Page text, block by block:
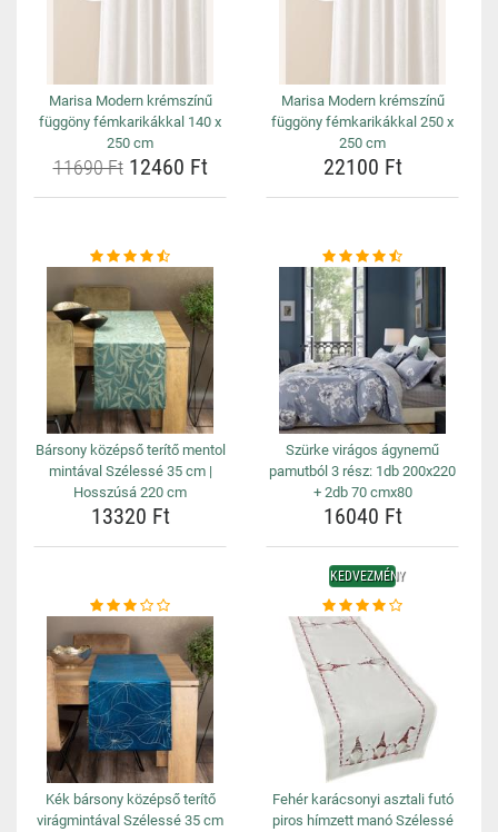
Marisa Modern krémszínű
függöny fémkarikákkal 140 x
250 cm
11690 Ft12460 Ft
Marisa Modern krémszínű
függöny fémkarikákkal 250 x
250 cm
22100 Ft
Bársony középső terítő mentol
mintával Szélessé 35 cm |
Hosszúsá 220 cm
13320 Ft
Szürke virágos ágynemű
pamutból 3 rész: 1db 200x220
+ 2db 70 cmx80
16040 Ft
Kék bársony középső terítő
virágmintával Szélessé 35 cm
KEDVEZMÉNY
Fehér karácsonyi asztali futó
piros hímzett manó Szélessé